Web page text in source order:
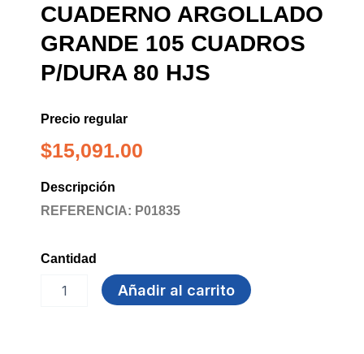
CUADERNO ARGOLLADO
GRANDE 105 CUADROS
P/DURA 80 HJS
Precio regular
$15,091.00
Descripción
REFERENCIA: P01835
Cantidad
ARGOLLADO
Añadir al carrito